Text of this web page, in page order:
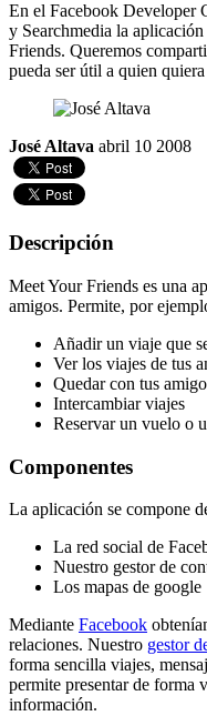
En el Facebook Developer
y Searchmedia la
Friends. Queremos
pueda ser útil a quien
José Altava abril 10 2008
Descripción
Meet Your Friends es una
amigos. Permite, por
Añadir un viaje que
Ver los viajes de tus
Quedar con tus
Intercambiar viajes
Reservar un vuelo o
Componentes
La aplicación se compone
La red social de
Nuestro gestor de
Los mapas de google
Mediante Facebook
relaciones. Nuestro gestor
forma sencilla viajes,
permite presentar de forma
información.